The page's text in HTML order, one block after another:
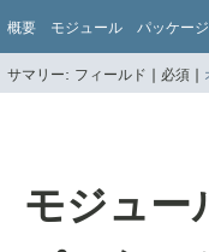
概要 モジュール パッケージ
サマリー: フィールド | 必須 |
モジュー